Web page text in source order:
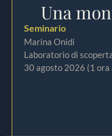
Una
Seminario
Marina Onidi
Laboratorio di
30 agosto 2026 (1 ora